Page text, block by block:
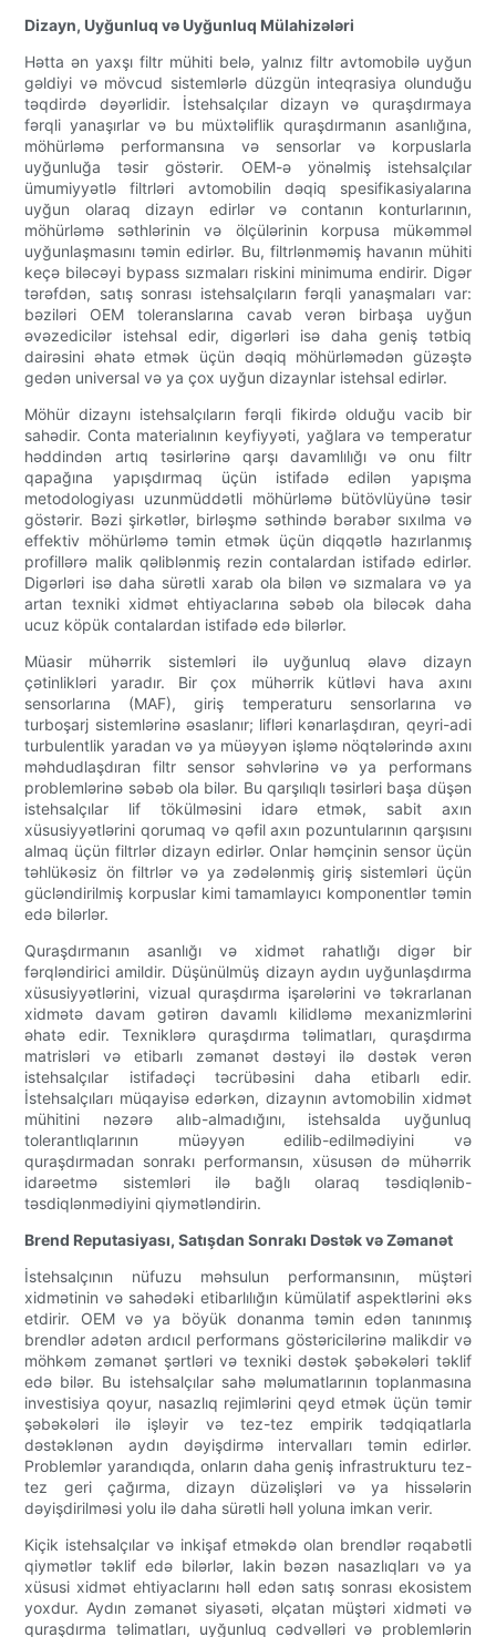
Dizayn, Uyğunluq və Uyğunluq Mülahizələri
Hətta ən yaxşı filtr mühiti belə, yalnız filtr avtomobilə uyğun
gəldiyi və mövcud sistemlərlə düzgün inteqrasiya olunduğu
təqdirdə dəyərlidir. İstehsalçılar dizayn və quraşdırmaya
fərqli yanaşırlar və bu müxtəliflik quraşdırmanın asanlığına,
möhürləmə performansına və sensorlar və korpuslarla
uyğunluğa təsir göstərir. OEM-ə yönəlmiş istehsalçılar
ümumiyyətlə filtrləri avtomobilin dəqiq spesifikasiyalarına
uyğun olaraq dizayn edirlər və contanın konturlarının,
möhürləmə səthlərinin və ölçülərinin korpusa mükəmməl
uyğunlaşmasını təmin edirlər. Bu, filtrlənməmiş havanın mühiti
keçə biləcəyi bypass sızmaları riskini minimuma endirir. Digər
tərəfdən, satış sonrası istehsalçıların fərqli yanaşmaları var:
bəziləri OEM toleranslarına cavab verən birbaşa uyğun
əvəzedicilər istehsal edir, digərləri isə daha geniş tətbiq
dairəsini əhatə etmək üçün dəqiq möhürləmədən güzəştə
gedən universal və ya çox uyğun dizaynlar istehsal edirlər.
Möhür dizaynı istehsalçıların fərqli fikirdə olduğu vacib bir
sahədir. Conta materialının keyfiyyəti, yağlara və temperatur
həddindən artıq təsirlərinə qarşı davamlılığı və onu filtr
qapağına yapışdırmaq üçün istifadə edilən yapışma
metodologiyası uzunmüddətli möhürləmə bütövlüyünə təsir
göstərir. Bəzi şirkətlər, birləşmə səthində bərabər sıxılma və
effektiv möhürləmə təmin etmək üçün diqqətlə hazırlanmış
profillərə malik qəliblənmiş rezin contalardan istifadə edirlər.
Digərləri isə daha sürətli xarab ola bilən və sızmalara və ya
artan texniki xidmət ehtiyaclarına səbəb ola biləcək daha
ucuz köpük contalardan istifadə edə bilərlər.
Müasir mühərrik sistemləri ilə uyğunluq əlavə dizayn
çətinlikləri yaradır. Bir çox mühərrik kütləvi hava axını
sensorlarına (MAF), giriş temperaturu sensorlarına və
turboşarj sistemlərinə əsaslanır; lifləri kənarlaşdıran, qeyri-adi
turbulentlik yaradan və ya müəyyən işləmə nöqtələrində axını
məhdudlaşdıran filtr sensor səhvlərinə və ya performans
problemlərinə səbəb ola bilər. Bu qarşılıqlı təsirləri başa düşən
istehsalçılar lif tökülməsini idarə etmək, sabit axın
xüsusiyyətlərini qorumaq və qəfil axın pozuntularının qarşısını
almaq üçün filtrlər dizayn edirlər. Onlar həmçinin sensor üçün
təhlükəsiz ön filtrlər və ya zədələnmiş giriş sistemləri üçün
gücləndirilmiş korpuslar kimi tamamlayıcı komponentlər təmin
edə bilərlər.
Quraşdırmanın asanlığı və xidmət rahatlığı digər bir
fərqləndirici amildir. Düşünülmüş dizayn aydın uyğunlaşdırma
xüsusiyyətlərini, vizual quraşdırma işarələrini və təkrarlanan
xidmətə davam gətirən davamlı kilidləmə mexanizmlərini
əhatə edir. Texniklərə quraşdırma təlimatları, quraşdırma
matrisləri və etibarlı zəmanət dəstəyi ilə dəstək verən
istehsalçılar istifadəçi təcrübəsini daha etibarlı edir.
İstehsalçıları müqayisə edərkən, dizaynın avtomobilin xidmət
mühitini nəzərə alıb-almadığını, istehsalda uyğunluq
tolerantlıqlarının müəyyən edilib-edilmədiyini və
quraşdırmadan sonrakı performansın, xüsusən də mühərrik
idarəetmə sistemləri ilə bağlı olaraq təsdiqlənib-
təsdiqlənmədiyini qiymətləndirin.
Brend Reputasiyası, Satışdan Sonrakı Dəstək və Zəmanət
İstehsalçının nüfuzu məhsulun performansının, müştəri
xidmətinin və sahədəki etibarlılığın kümülatif aspektlərini əks
etdirir. OEM və ya böyük donanma təmin edən tanınmış
brendlər adətən ardıcıl performans göstəricilərinə malikdir və
möhkəm zəmanət şərtləri və texniki dəstək şəbəkələri təklif
edə bilər. Bu istehsalçılar sahə məlumatlarının toplanmasına
investisiya qoyur, nasazlıq rejimlərini qeyd etmək üçün təmir
şəbəkələri ilə işləyir və tez-tez empirik tədqiqatlarla
dəstəklənən aydın dəyişdirmə intervalları təmin edirlər.
Problemlər yarandıqda, onların daha geniş infrastrukturu tez-
tez geri çağırma, dizayn düzəlişləri və ya hissələrin
dəyişdirilməsi yolu ilə daha sürətli həll yoluna imkan verir.
Kiçik istehsalçılar və inkişaf etməkdə olan brendlər rəqabətli
qiymətlər təklif edə bilərlər, lakin bəzən nasazlıqları və ya
xüsusi xidmət ehtiyaclarını həll edən satış sonrası ekosistem
yoxdur. Aydın zəmanət siyasəti, əlçatan müştəri xidməti və
quraşdırma təlimatları, uyğunluq cədvəlləri və problemlərin